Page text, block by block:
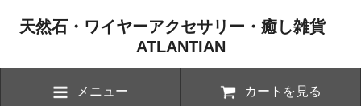
天然石・ワイヤーアクセサリー・癒し雑貨
ATLANTIAN
メニュー カートを見る